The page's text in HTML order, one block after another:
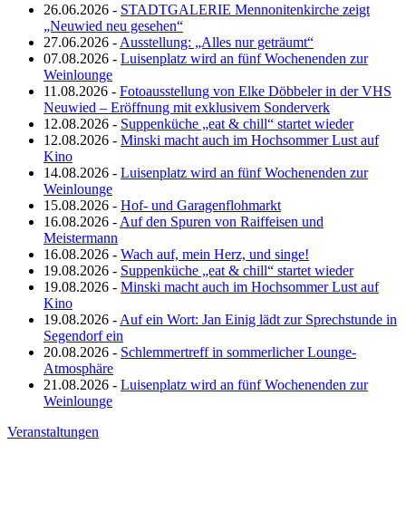
26.06.2026 - STADTGALERIE Mennonitenkirche zeigt
„Neuwied neu gesehen“
27.06.2026 - Ausstellung: „Alles nur geträumt“
07.08.2026 - Luisenplatz wird an fünf Wochenenden zur
Weinlounge
11.08.2026 - Fotoausstellung von Elke Döbbeler in der VHS
Neuwied – Eröffnung mit exklusivem Sonderverk
12.08.2026 - Suppenküche „eat & chill“ startet wieder
12.08.2026 - Minski macht auch im Hochsommer Lust auf
Kino
14.08.2026 - Luisenplatz wird an fünf Wochenenden zur
Weinlounge
15.08.2026 - Hof- und Garagenflohmarkt
16.08.2026 - Auf den Spuren von Raiffeisen und
Meistermann
16.08.2026 - Wach auf, mein Herz, und singe!
19.08.2026 - Suppenküche „eat & chill“ startet wieder
19.08.2026 - Minski macht auch im Hochsommer Lust auf
Kino
19.08.2026 - Auf ein Wort: Jan Einig lädt zur Sprechstunde in
Segendorf ein
20.08.2026 - Schlemmertreff in sommerlicher Lounge-
Atmosphäre
21.08.2026 - Luisenplatz wird an fünf Wochenenden zur
Weinlounge
Veranstaltungen